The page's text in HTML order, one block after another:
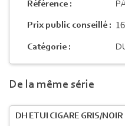
Référence :
Prix public conseillé :
Catégorie :
De la même série
DH ETUI CIGARE GRIS/